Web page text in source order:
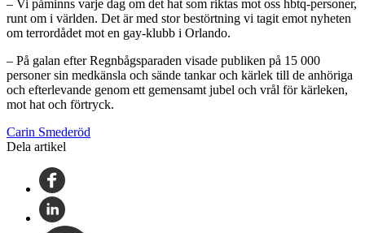
– Vi påminns varje dag om det hat som riktas mot oss hbtq-personer,
runt om i världen. Det är med stor bestörtning vi tagit emot nyheten
om terrordådet mot en gay-klubb i Orlando.
– På galan efter Regnbågsparaden visade publiken på 15 000
personer sin medkänsla och sände tankar och kärlek till de anhöriga
och efterlevande genom ett gemensamt jubel och vrål för kärleken,
mot hat och förtryck.
Carin Smederöd
Dela artikel